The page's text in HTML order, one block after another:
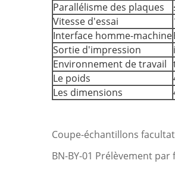
Parallélisme des plaques
Vitesse d'essai
Interface homme-machine
Sortie d'impression
Environnement de travail
Le poids
Les dimensions
Coupe-échantillons
BN-BY-01 Prélèvement